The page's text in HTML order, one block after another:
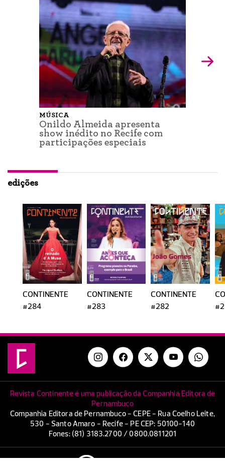
MÚSICA
Onildo Almeida apresenta
show inédito no Recife com
participações especiais
edições
CONTINENTE
#284
CONTINENTE
#283
CONTINENTE
#282
Revista Continente é uma publicação da Companhia Editora de
Pernambuco
Companhia Editora de Pernambuco - CEPE - Rua Coelho Leite,
530 - Santo Amaro - Recife - PE CEP: 50100-140
Fones: (81) 3183.2700 / 0800.0811201